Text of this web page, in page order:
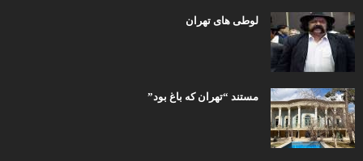
لوطی های تهران
مستند “تهران که باغ بود”